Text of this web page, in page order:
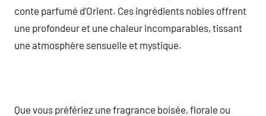
conte parfumé d’Orient. Ces ingrédients nobles offrent
une profondeur et une chaleur incomparables, tissant
une atmosphère sensuelle et mystique.
Que vous préfériez une fragrance boisée, florale ou